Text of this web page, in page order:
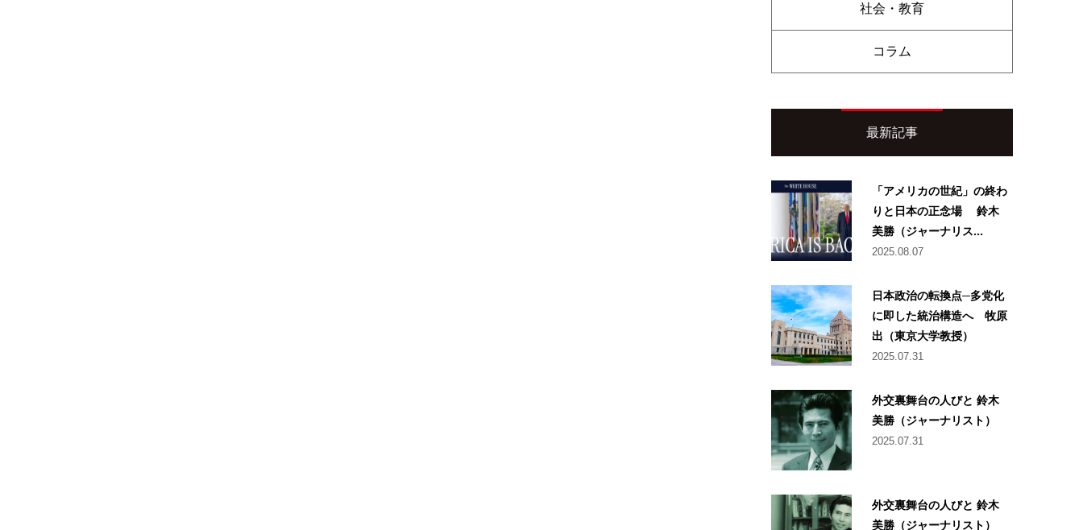
社会・教育
コラム
最新記事
「アメリカの世紀」の終わ
りと日本の正念場 鈴木
美勝（ジャーナリス...
2025.08.07
日本政治の転換点─多党化
に即した統治構造へ 牧原
出（東京大学教授）
2025.07.31
外交裏舞台の人びと 鈴木
美勝（ジャーナリスト）
2025.07.31
外交裏舞台の人びと 鈴木
美勝（ジャーナリスト）